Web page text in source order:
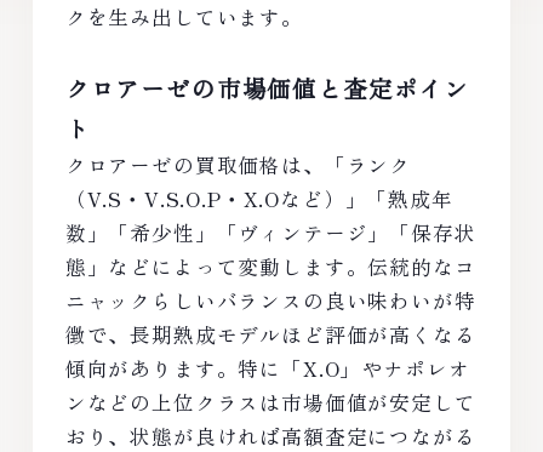
クを生み出しています。
クロアーゼの市場価値と査定ポイン
ト
クロアーゼの買取価格は、「ランク
（V.S・V.S.O.P・X.Oなど）」「熟成年
数」「希少性」「ヴィンテージ」「保存状
態」などによって変動します。伝統的なコ
ニャックらしいバランスの良い味わいが特
徴で、長期熟成モデルほど評価が高くなる
傾向があります。特に「X.O」やナポレオ
ンなどの上位クラスは市場価値が安定して
おり、状態が良ければ高額査定につながる